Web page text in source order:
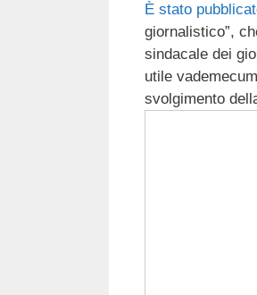
c
e
b
o
tt
er
È stato
giornalistico”,
sindacale dei
utile
svolgimento